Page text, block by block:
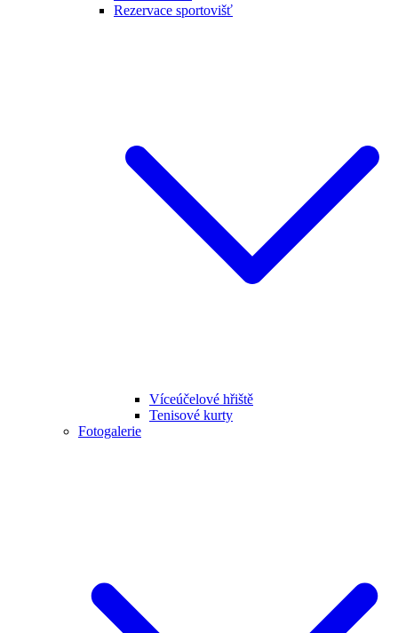
Rezervace sportovišť
Víceúčelové hřiště
Tenisové kurty
Fotogalerie